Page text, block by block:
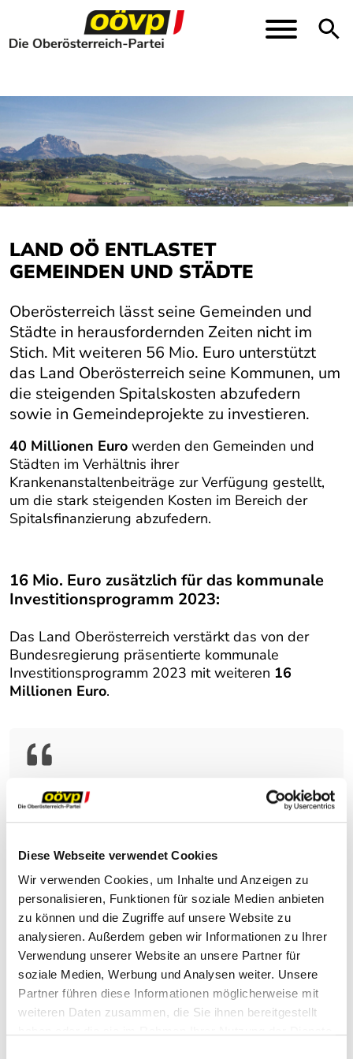
Diese Webseite verwendet Cookies
Wir verwenden Cookies, um Inhalte und Anzeigen zu
personalisieren, Funktionen für soziale Medien anbieten
zu können und die Zugriffe auf unsere Website zu
analysieren. Außerdem geben wir Informationen zu Ihrer
Verwendung unserer Website an unsere Partner für
soziale Medien, Werbung und Analysen weiter. Unsere
Partner führen diese Informationen möglicherweise mit
weiteren Daten zusammen, die Sie ihnen bereitgestellt
Direkt zur Hauptnavigation springen
Direkt zum Inhalt springen
LAND OÖ ENTLASTET
GEMEINDEN UND STÄDTE
Oberösterreich lässt seine Gemeinden und
Städte in herausfordernden Zeiten nicht im
Stich. Mit weiteren 56 Mio. Euro unterstützt
das Land Oberösterreich seine Kommunen, um
die steigenden Spitalskosten abzufedern
sowie in Gemeindeprojekte zu investieren.
40 Millionen Euro werden den Gemeinden und
Städten im Verhältnis ihrer
Krankenanstaltenbeiträge zur Verfügung gestellt,
um die stark steigenden Kosten im Bereich der
Spitalsfinanzierung abzufedern.
16 Mio. Euro zusätzlich für das kommunale
Investitionsprogramm 2023:
Das Land Oberösterreich verstärkt das von der
Bundesregierung präsentierte kommunale
Investitionsprogramm 2023 mit weiteren 16
Millionen Euro.
Unser Land ist von
vielfältigen Krisen
und Städte sind wichtige
Partner, daher
unterstützen wir sie in
dieser schwierigen Zeit
auch sehr kräftig. Die
zusätzlichen
Unterstützungen werden
auch punktgenau